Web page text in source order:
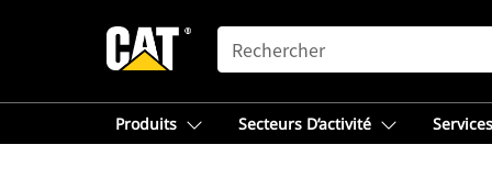
SEARCH
Produits Secteurs D’activité